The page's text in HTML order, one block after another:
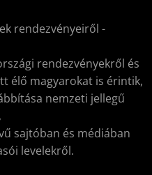
rendezvényeiről -
rendezvényekről és
élő magyarokat is érintik,
nemzeti jellegű
sajtóban és médiában
levelekről.